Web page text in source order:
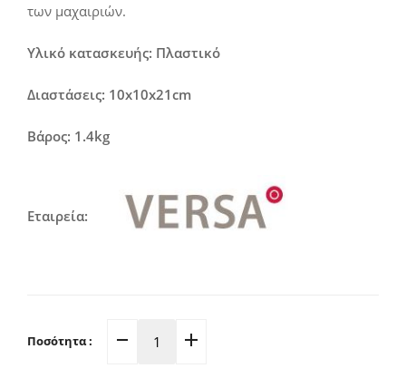
των μαχαιριών.
Υλικό κατασκευής: Πλαστικό
Διαστάσεις: 10x10x21cm
Βάρος: 1.4kg
Εταιρεία:
Ποσότητα :
Βάση